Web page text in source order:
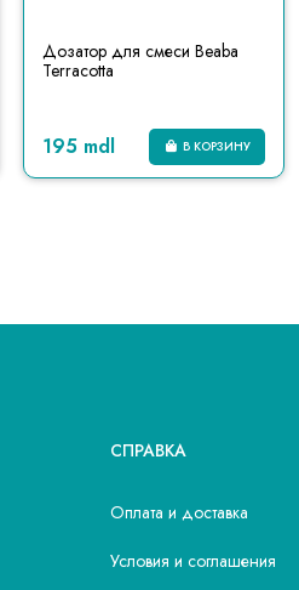
Дозатор для смеси Beaba
Terracotta
195 mdl В КОРЗИНУ
СПРАВКА
Оплата и доставка
Условия и соглашения